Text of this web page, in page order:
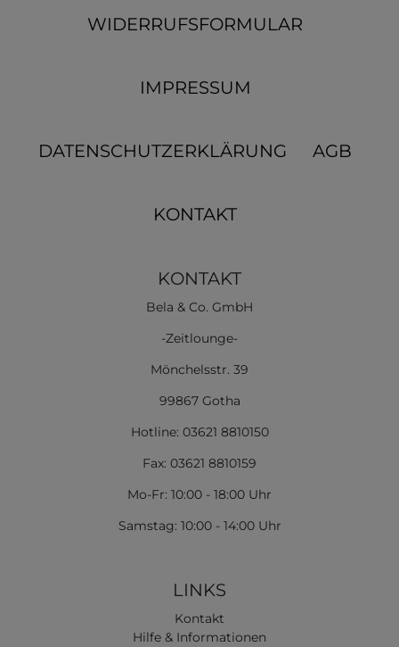
WIDERRUFSFORMULAR
IMPRESSUM
DATENSCHUTZERKLÄRUNG AGB
KONTAKT
KONTAKT
Bela & Co. GmbH
-Zeitlounge-
Mönchelsstr. 39
99867 Gotha
Hotline: 03621 8810150
Fax: 03621 8810159
Mo-Fr: 10:00 - 18:00 Uhr
Samstag: 10:00 - 14:00 Uhr
LINKS
Kontakt
Hilfe & Informationen